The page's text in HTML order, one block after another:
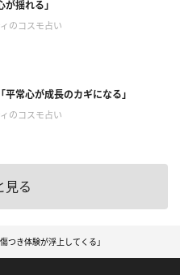
揺れる」
のコスモ占い
平常心が成長のカギになる」
のコスモ占い
見る
つき体験が浮上してくる」